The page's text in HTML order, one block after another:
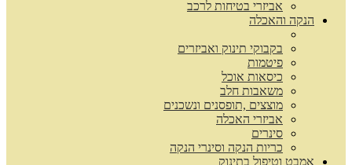
אביזרי בטיחות לרכב
הנקה והאכלה
בקבוקי תינוק ואביזרים
פיטמות
כיסאות אוכל
משאבות חלב
מוצצים ,תופסנים ונשכנים
אביזרי האכלה
סינרים
כריות הנקה וסינרי הנקה
אמבט וטיפול בתינוק